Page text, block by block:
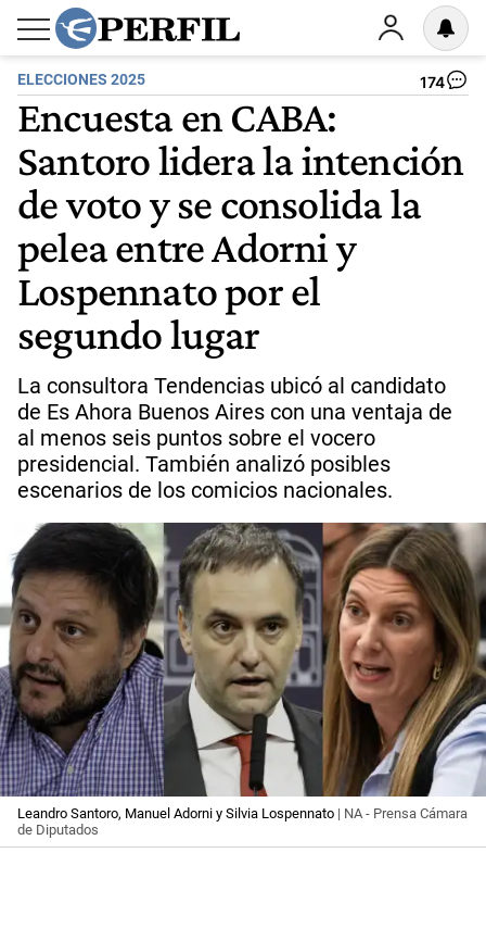
ELECCIONES 2025 174
Encuesta en CABA:
Santoro lidera la intención
de voto y se consolida la
pelea entre Adorni y
Lospennato por el
segundo lugar
La consultora Tendencias ubicó al candidato
de Es Ahora Buenos Aires con una ventaja de
al menos seis puntos sobre el vocero
presidencial. También analizó posibles
escenarios de los comicios nacionales.
Leandro Santoro, Manuel Adorni y Silvia Lospennato | NA - Prensa Cámara
de Diputados